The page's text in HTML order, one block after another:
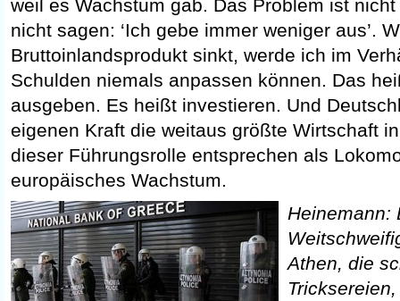
weil es Wachstum gab. Das Problem ist
nicht sagen: ‘Ich gebe immer weniger aus’.
Bruttoinlandsprodukt sinkt, werde ich im
Schulden niemals anpassen können. Das
ausgeben. Es heißt investieren. Und
eigenen Kraft die weitaus größte Wirtschaft
dieser Führungsrolle entsprechen als
europäisches Wachstum.
Heinemann:
Athen, die